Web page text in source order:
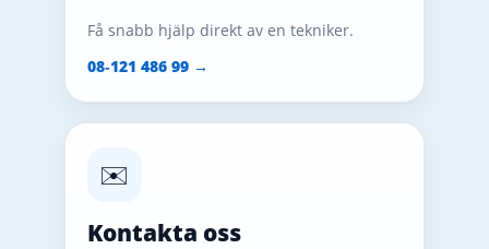
Få snabb hjälp direkt av en tekniker.
08‑121 486 99 →
✉️
Kontakta oss